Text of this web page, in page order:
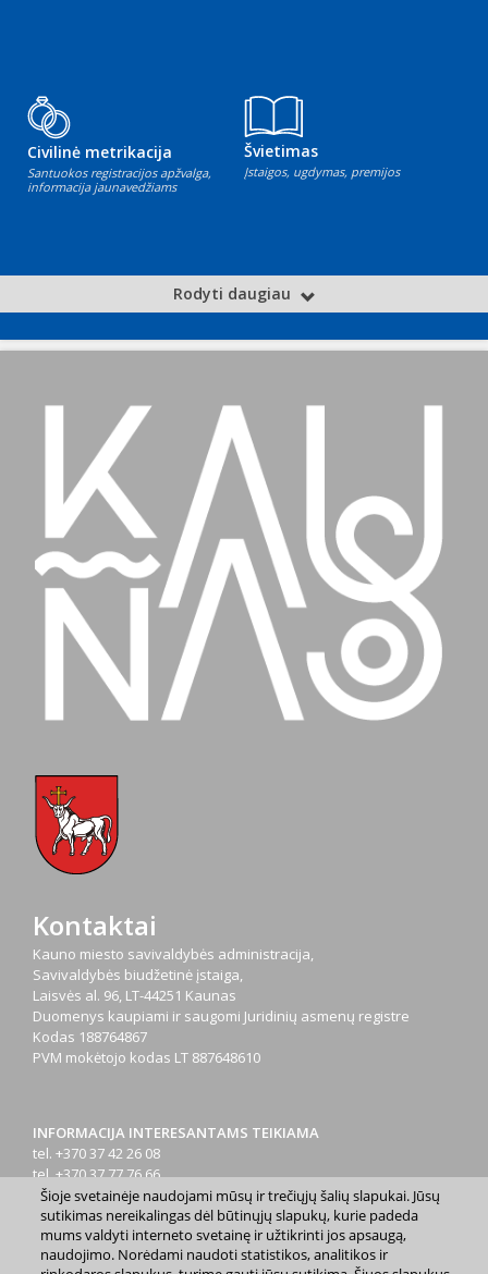
Civilinė metrikacija
Santuokos registracijos apžvalga,
informacija jaunavedžiams
Švietimas
Įstaigos, ugdymas, premijos
Rodyti daugiau
Kontaktai
Kauno miesto savivaldybės administracija,
Savivaldybės biudžetinė įstaiga,
Laisvės al. 96, LT-44251 Kaunas
Duomenys kaupiami ir saugomi Juridinių asmenų registre
Kodas 188764867
PVM mokėtojo kodas LT 887648610
INFORMACIJA INTERESANTAMS TEIKIAMA
tel. +370 37 42 26 08
tel. +370 37 77 76 66
tel. +370 660 07000
el. p.info@kaunas.lt
Šioje svetainėje naudojami mūsų ir trečiųjų šalių slapukai. Jūsų
sutikimas nereikalingas dėl būtinųjų slapukų, kurie padeda
mums valdyti interneto svetainę ir užtikrinti jos apsaugą,
naudojimo. Norėdami naudoti statistikos, analitikos ir